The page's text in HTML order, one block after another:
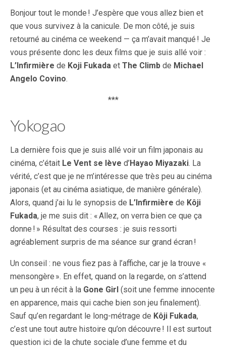
Bonjour tout le monde ! J’espère que vous allez bien et
que vous survivez à la canicule. De mon côté, je suis
retourné au cinéma ce weekend — ça m’avait manqué ! Je
vous présente donc les deux films que je suis allé voir :
L’Infirmière de Koji Fukada et The Climb de Michael
Angelo Covino.
***
Yokogao
La dernière fois que je suis allé voir un film japonais au
cinéma, c’était Le Vent se lève d’Hayao Miyazaki. La
vérité, c’est que je ne m’intéresse que très peu au cinéma
japonais (et au cinéma asiatique, de manière générale).
Alors, quand j’ai lu le synopsis de L’Infirmière de Kôji
Fukada, je me suis dit : « Allez, on verra bien ce que ça
donne ! » Résultat des courses : je suis ressorti
agréablement surpris de ma séance sur grand écran !
Un conseil : ne vous fiez pas à l’affiche, car je la trouve «
mensongère ». En effet, quand on la regarde, on s’attend
un peu à un récit à la Gone Girl (soit une femme innocente
en apparence, mais qui cache bien son jeu finalement).
Sauf qu’en regardant le long-métrage de Kôji Fukada,
c’est une tout autre histoire qu’on découvre ! Il est surtout
question ici de la chute sociale d’une femme et du